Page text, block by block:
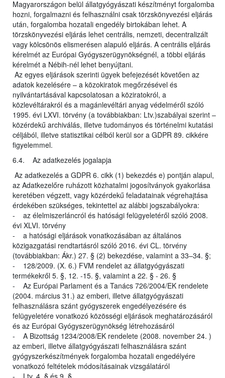
Magyarországon belül állatgyógyászati készítményt forgalomba
hozni, forgalmazni és felhasználni csak törzskönyvezési eljárás
után, forgalomba hozatali engedély birtokában lehet. A
törzskönyvezési eljárás lehet centrális, nemzeti, decentralizált
vagy kölcsönös elismerésen alapuló eljárás. A centrális eljárás
kérelmét az Európai Gyógyszerügynökségnél, a többi eljárás
kérelmét a Nébih-nél lehet benyújtani.
Az egyes eljárások szerinti ügyek befejezését követően az
adatok kezelésére – a közokiratok megőrzésével és
nyilvántartásával kapcsolatosan a köziratokról, a
közlevéltárakról és a magánlevéltári anyag védelméről szóló
1995. évi LXVI. törvény (a továbbiakban: Ltv.)szabályai szerint –
közérdekű archiválás, illetve tudományos és történelmi kutatási
céljából, illetve statisztikai célból kerül sor a GDPR 89. cikkére
figyelemmel.
6.4. Az adatkezelés jogalapja
Az adatkezelés a GDPR 6. cikk (1) bekezdés e) pontján alapul,
az Adatkezelőre ruházott közhatalmi jogosítványok gyakorlása
keretében végzett, vagy közérdekű feladatainak végrehajtása
érdekében szükséges, tekintettel az alábbi jogszabályokra:
- az élelmiszerláncról és hatósági felügyeletéről szóló 2008.
évi XLVI. törvény
- a hatósági eljárások vonatkozásában az általános
közigazgatási rendtartásról szóló 2016. évi CL. törvény
(továbbiakban: Ákr.) 27. § (2) bekezdése, valamint a 33–34. §;
- 128/2009. (X. 6.) FVM rendelet az állatgyógyászati
termékekről 5. §, 12. -15. §, valamint a 22. § - 26. §
- Az Európai Parlament és a Tanács 726/2004/EK rendelete
(2004. március 31.) az emberi, illetve állatgyógyászati
felhasználásra szánt gyógyszerek engedélyezésére és
felügyeletére vonatkozó közösségi eljárások meghatározásáról
és az Európai Gyógyszerügynökség létrehozásáról
- A Bizottság 1234/2008/EK rendelete (2008. november 24. )
az emberi, illetve állatgyógyászati felhasználásra szánt
gyógyszerkészítmények forgalomba hozatali engedélyére
vonatkozó feltételek módosításainak vizsgálatáról